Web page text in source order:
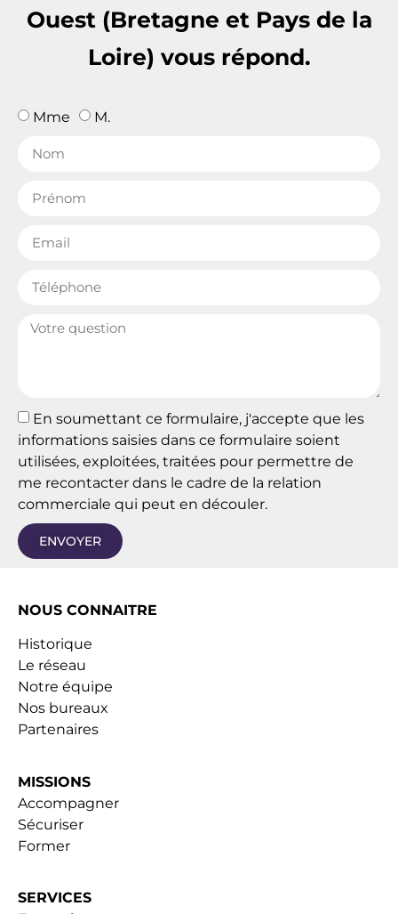
Ouest (Bretagne et Pays de la
Loire) vous répond.
Mme M.
En soumettant ce formulaire, j'accepte que les
informations saisies dans ce formulaire soient
utilisées, exploitées, traitées pour permettre de
me recontacter dans le cadre de la relation
commerciale qui peut en découler.
ENVOYER
NOUS CONNAITRE
Historique
Le réseau
Notre équipe
Nos bureaux
Partenaires
MISSIONS
Accompagner
Sécuriser
Former
SERVICES